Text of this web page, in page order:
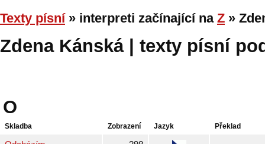
Texty písní» interpreti začínající na Z »
Zdena Kánská | texty písní
O
Skladba Zobrazení Jazyk Překlad